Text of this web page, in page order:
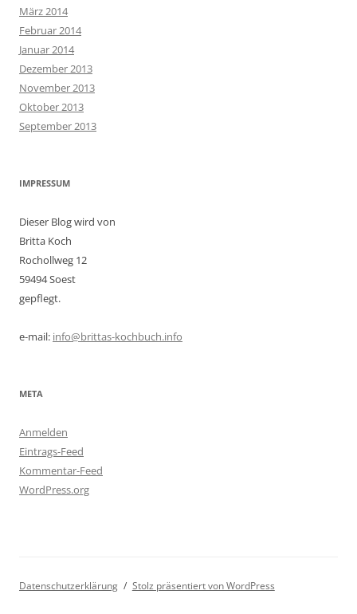
März 2014
Februar 2014
Januar 2014
Dezember 2013
November 2013
Oktober 2013
September 2013
IMPRESSUM
Dieser Blog wird von
Britta Koch
Rochollweg 12
59494 Soest
gepflegt.
e-mail: info@brittas-kochbuch.info
META
Anmelden
Eintrags-Feed
Kommentar-Feed
WordPress.org
Datenschutzerklärung Stolz präsentiert von WordPress